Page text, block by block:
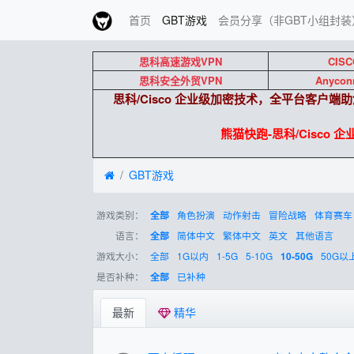
首页 GBT游戏 会员分享（非GBT小组封
思科高速游戏VPN
思科安全外贸VPN
思科/Cisco 企业级加密技术，全平台客户端
熊猫快跑-思科/Cisco 企
GBT游戏
游戏类别： 全部 角色扮演 动作射击 冒险战略 体育赛车
语言：
全部 简体中文 繁体中文 英文 其他语言
游戏大小：
全部 1G以内 1-5G 5-10G 10-50G 50G以
是否补种：
全部 已补种
最新 精华